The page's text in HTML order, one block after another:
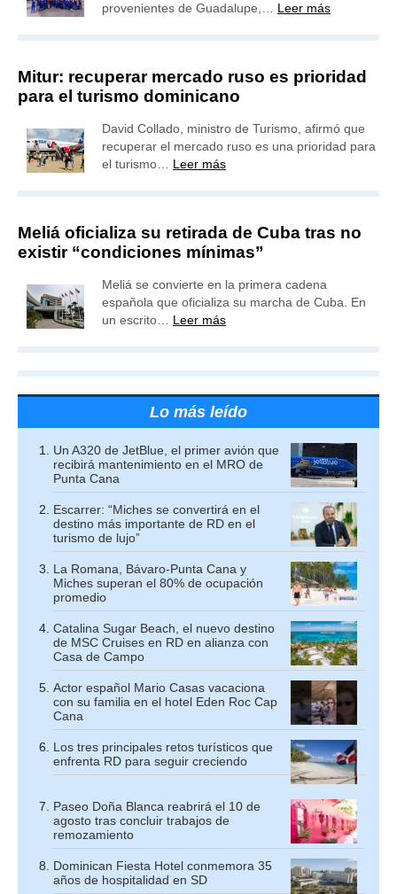
provenientes de Guadalupe,… Leer más
Mitur: recuperar mercado ruso es prioridad
para el turismo dominicano
David Collado, ministro de Turismo, afirmó que
recuperar el mercado ruso es una prioridad para
el turismo… Leer más
Meliá oficializa su retirada de Cuba tras no
existir “condiciones mínimas”
Meliá se convierte en la primera cadena
española que oficializa su marcha de Cuba. En
un escrito… Leer más
Lo más leído
Un A320 de JetBlue, el primer avión que
recibirá mantenimiento en el MRO de
Punta Cana
Escarrer: “Miches se convertirá en el
destino más importante de RD en el
turismo de lujo”
La Romana, Bávaro-Punta Cana y
Miches superan el 80% de ocupación
promedio
Catalina Sugar Beach, el nuevo destino
de MSC Cruises en RD en alianza con
Casa de Campo
Actor español Mario Casas vacaciona
con su familia en el hotel Eden Roc Cap
Cana
Los tres principales retos turísticos que
enfrenta RD para seguir creciendo
Paseo Doña Blanca reabrirá el 10 de
agosto tras concluir trabajos de
remozamiento
Dominican Fiesta Hotel conmemora 35
años de hospitalidad en SD